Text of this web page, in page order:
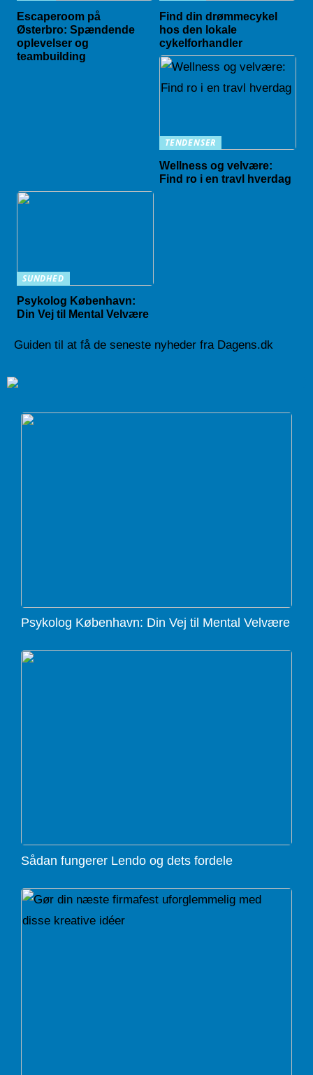
Escaperoom på
Østerbro: Spændende
oplevelser og
teambuilding
Find din drømmecykel
hos den lokale
cykelforhandler
TENDENSER
Wellness og velvære:
Find ro i en travl hverdag
SUNDHED
Psykolog København:
Din Vej til Mental Velvære
Guiden til at få de seneste nyheder fra Dagens.dk
Psykolog København: Din Vej til Mental Velvære
Sådan fungerer Lendo og dets fordele